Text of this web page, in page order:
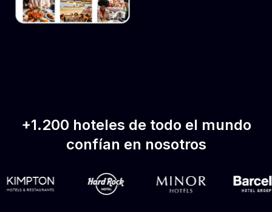
+1.200 hoteles de todo el mundo
confían en nosotros